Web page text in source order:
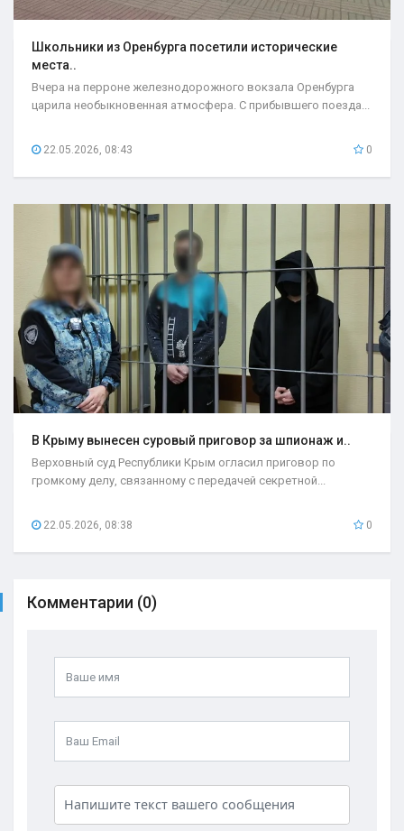
Школьники из Оренбурга посетили исторические
места..
Вчера на перроне железнодорожного вокзала Оренбурга
царила необыкновенная атмосфера. С прибывшего поезда...
22.05.2026, 08:43 0
В Крыму вынесен суровый приговор за шпионаж и..
Верховный суд Республики Крым огласил приговор по
громкому делу, связанному с передачей секретной...
22.05.2026, 08:38 0
Комментарии (0)